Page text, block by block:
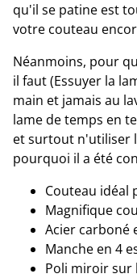
qu'il se patine est
votre couteau
Néanmoins, pour
il faut (Essuyer la
main et jamais au
lame de temps en
et surtout n'utiliser
pourquoi il a été
Couteau idéal
Magnifique
Acier carboné
Manche en 4
Poli miroir